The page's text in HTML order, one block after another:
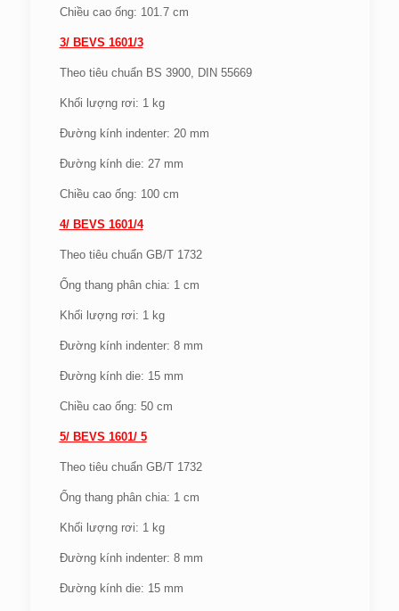
Chiều cao ống: 101.7 cm
3/ BEVS 1601/3
Theo tiêu chuẩn BS 3900, DIN 55669
Khối lượng rơi: 1 kg
Đường kính indenter: 20 mm
Đường kính die: 27 mm
Chiều cao ống: 100 cm
4/ BEVS 1601/4
Theo tiêu chuẩn GB/T 1732
Ống thang phân chia: 1 cm
Khối lượng rơi: 1 kg
Đường kính indenter: 8 mm
Đường kính die: 15 mm
Chiều cao ống: 50 cm
5/ BEVS 1601/ 5
Theo tiêu chuẩn GB/T 1732
Ống thang phân chia: 1 cm
Khối lượng rơi: 1 kg
Đường kính indenter: 8 mm
Đường kính die: 15 mm